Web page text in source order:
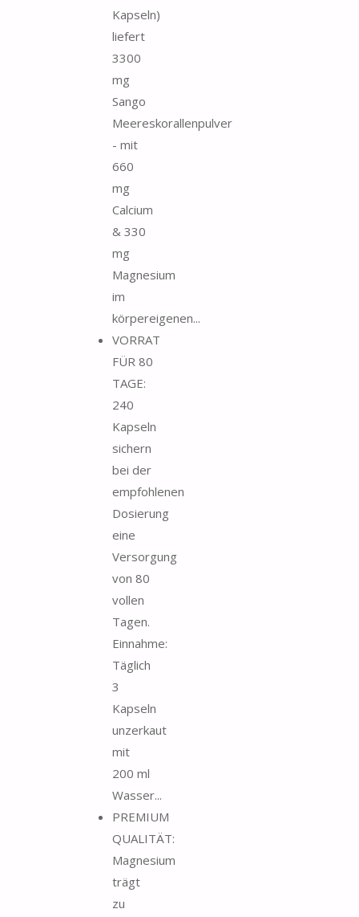
Kapseln)
liefert
3300
mg
Sango
Meereskorallenpulver
- mit
660
mg
Calcium
& 330
mg
Magnesium
im
körpereigenen...
VORRAT
FÜR 80
TAGE:
240
Kapseln
sichern
bei der
empfohlenen
Dosierung
eine
Versorgung
von 80
vollen
Tagen.
Einnahme:
Täglich
3
Kapseln
unzerkaut
mit
200 ml
Wasser...
PREMIUM
QUALITÄT:
Magnesium
trägt
zu